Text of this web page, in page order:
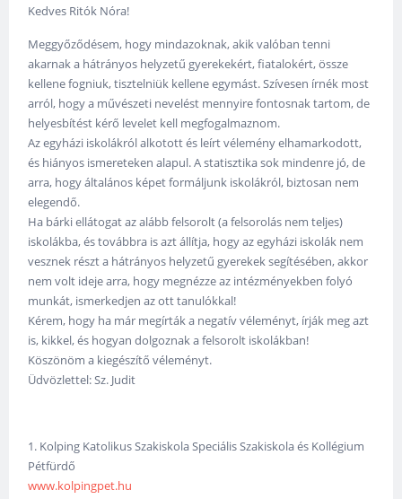
Kedves Ritók Nóra!
Meggyőződésem, hogy mindazoknak, akik valóban tenni
akarnak a hátrányos helyzetű gyerekekért, fiatalokért, össze
kellene fogniuk, tisztelniük kellene egymást. Szívesen írnék most
arról, hogy a művészeti nevelést mennyire fontosnak tartom, de
helyesbítést kérő levelet kell megfogalmaznom.
Az egyházi iskolákról alkotott és leírt vélemény elhamarkodott,
és hiányos ismereteken alapul. A statisztika sok mindenre jó, de
arra, hogy általános képet formáljunk iskolákról, biztosan nem
elegendő.
Ha bárki ellátogat az alább felsorolt (a felsorolás nem teljes)
iskolákba, és továbbra is azt állítja, hogy az egyházi iskolák nem
vesznek részt a hátrányos helyzetű gyerekek segítésében, akkor
nem volt ideje arra, hogy megnézze az intézményekben folyó
munkát, ismerkedjen az ott tanulókkal!
Kérem, hogy ha már megírták a negatív véleményt, írják meg azt
is, kikkel, és hogyan dolgoznak a felsorolt iskolákban!
Köszönöm a kiegészítő véleményt.
Üdvözlettel: Sz. Judit
1. Kolping Katolikus Szakiskola Speciális Szakiskola és Kollégium
Pétfürdő
www.kolpingpet.hu